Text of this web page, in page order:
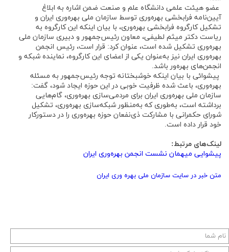
عضو هیئت علمی دانشگاه علم و صنعت ضمن اشاره به ابلاغ
آیین‌نامه فرابخشی بهره‌وری توسط سازمان ملی بهره‌وری ایران و
تشکیل کارگروه فرابخشی بهره‌وری، با بیان اینکه این کارگروه به
ریاست دکتر میثم لطیفی، معاون رئیس‌جمهور و دبیری سازمان ملی
بهره‌وری تشکیل شده است، عنوان کرد: قرار است، رئیس انجمن
بهره‌وری ایران نیز به‌عنوان یکی از اعضای این کارگروه، نماینده شبکه و
انجمن‌های بهره‌ور باشد.
پیشوائی با بیان اینکه خوشبختانه توجه رئیس‌جمهور به مسئله
بهره‌وری، باعث شده ظرفیت خوبی در این حوزه ایجاد شود، گفت:
سازمان ملی بهره‌وری ایران برای مردمی‌سازی بهره‌وری، گام‌هایی
برداشته است، به‌طوری که به‌منظور شبکه‌سازی بهره‌وری، تشکیل
شورای حکمرانی با مشارکت ذی‌نفعان حوزه بهره‌وری را در دستورکار
خود قرار داده است.
لینک‌های مرتبط:
پیشوایی میهمان نشست انجمن بهره‌وری ایران
متن خبر در سایت سازمان ملی بهره وری ایران